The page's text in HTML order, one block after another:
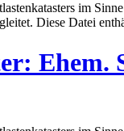
im
Diese Datei
Ehem.